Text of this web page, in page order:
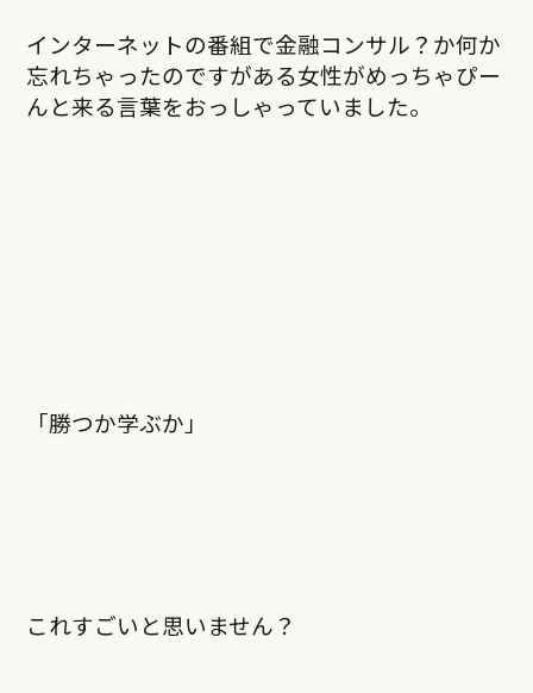
インターネットの番組で金融コンサル？か何か
忘れちゃったのですがある女性がめっちゃぴー
んと来る言葉をおっしゃっていました。
「勝つか学ぶか」
これすごいと思いません？